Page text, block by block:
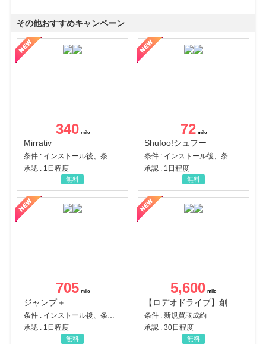
その他おすすめキャンペーン
340
Mirrativ
条件 : インストール後、条件達成
承認 : 1日程度
無料
72
Shufoo!シュフー
条件 : インストール後、条件達成
承認 : 1日程度
無料
705
ジャンプ＋
承認 : 1日程度
無料
5,600
条件 : 新規買取成約
承認 : 30日程度
無料